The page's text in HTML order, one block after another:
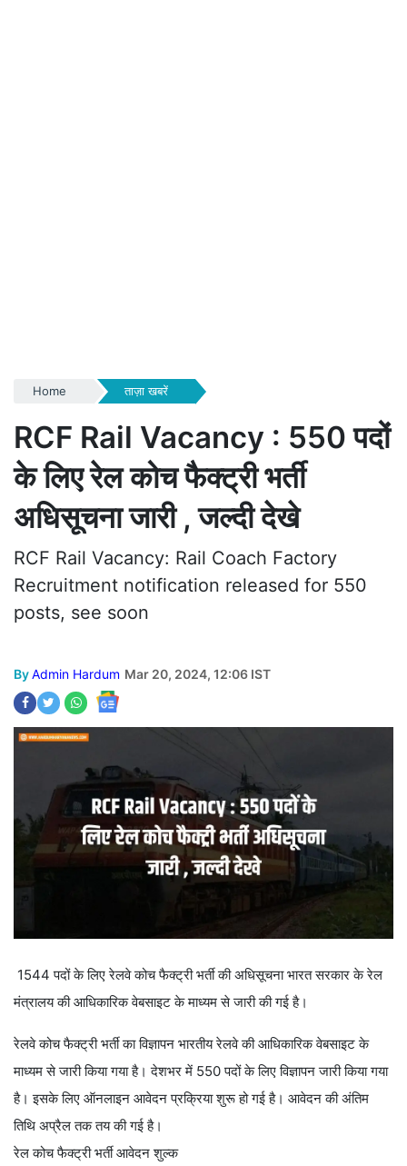
Home ताज़ा खबरें
RCF Rail Vacancy : 550 पदों
के लिए रेल कोच फैक्ट्री भर्ती
अधिसूचना जारी , जल्दी देखे
RCF Rail Vacancy: Rail Coach Factory
Recruitment notification released for 550
posts, see soon
ByAdmin Hardum Mar 20, 2024, 12:06 IST
1544 पदों के लिए रेलवे कोच फैक्ट्री भर्ती की अधिसूचना भारत सरकार के रेल
मंत्रालय की आधिकारिक वेबसाइट के माध्यम से जारी की गई है।
रेलवे कोच फैक्ट्री भर्ती का विज्ञापन भारतीय रेलवे की आधिकारिक वेबसाइट के
माध्यम से जारी किया गया है। देशभर में 550 पदों के लिए विज्ञापन जारी किया गया
है। इसके लिए ऑनलाइन आवेदन प्रक्रिया शुरू हो गई है। आवेदन की अंतिम
तिथि अप्रैल तक तय की गई है।
रेल कोच फैक्ट्री भर्ती आवेदन शुल्क